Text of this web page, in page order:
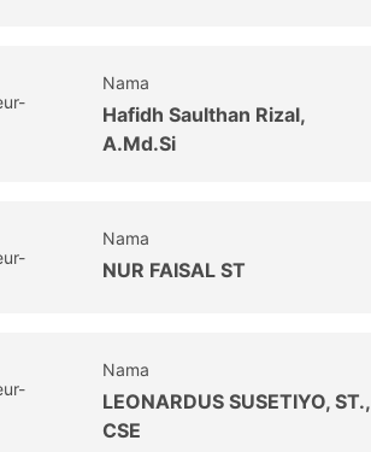
Nama
Hafidh Saulthan Rizal,
A.Md.Si
Nama
NUR FAISAL ST
Nama
LEONARDUS SUSETIYO, ST.,
CSE